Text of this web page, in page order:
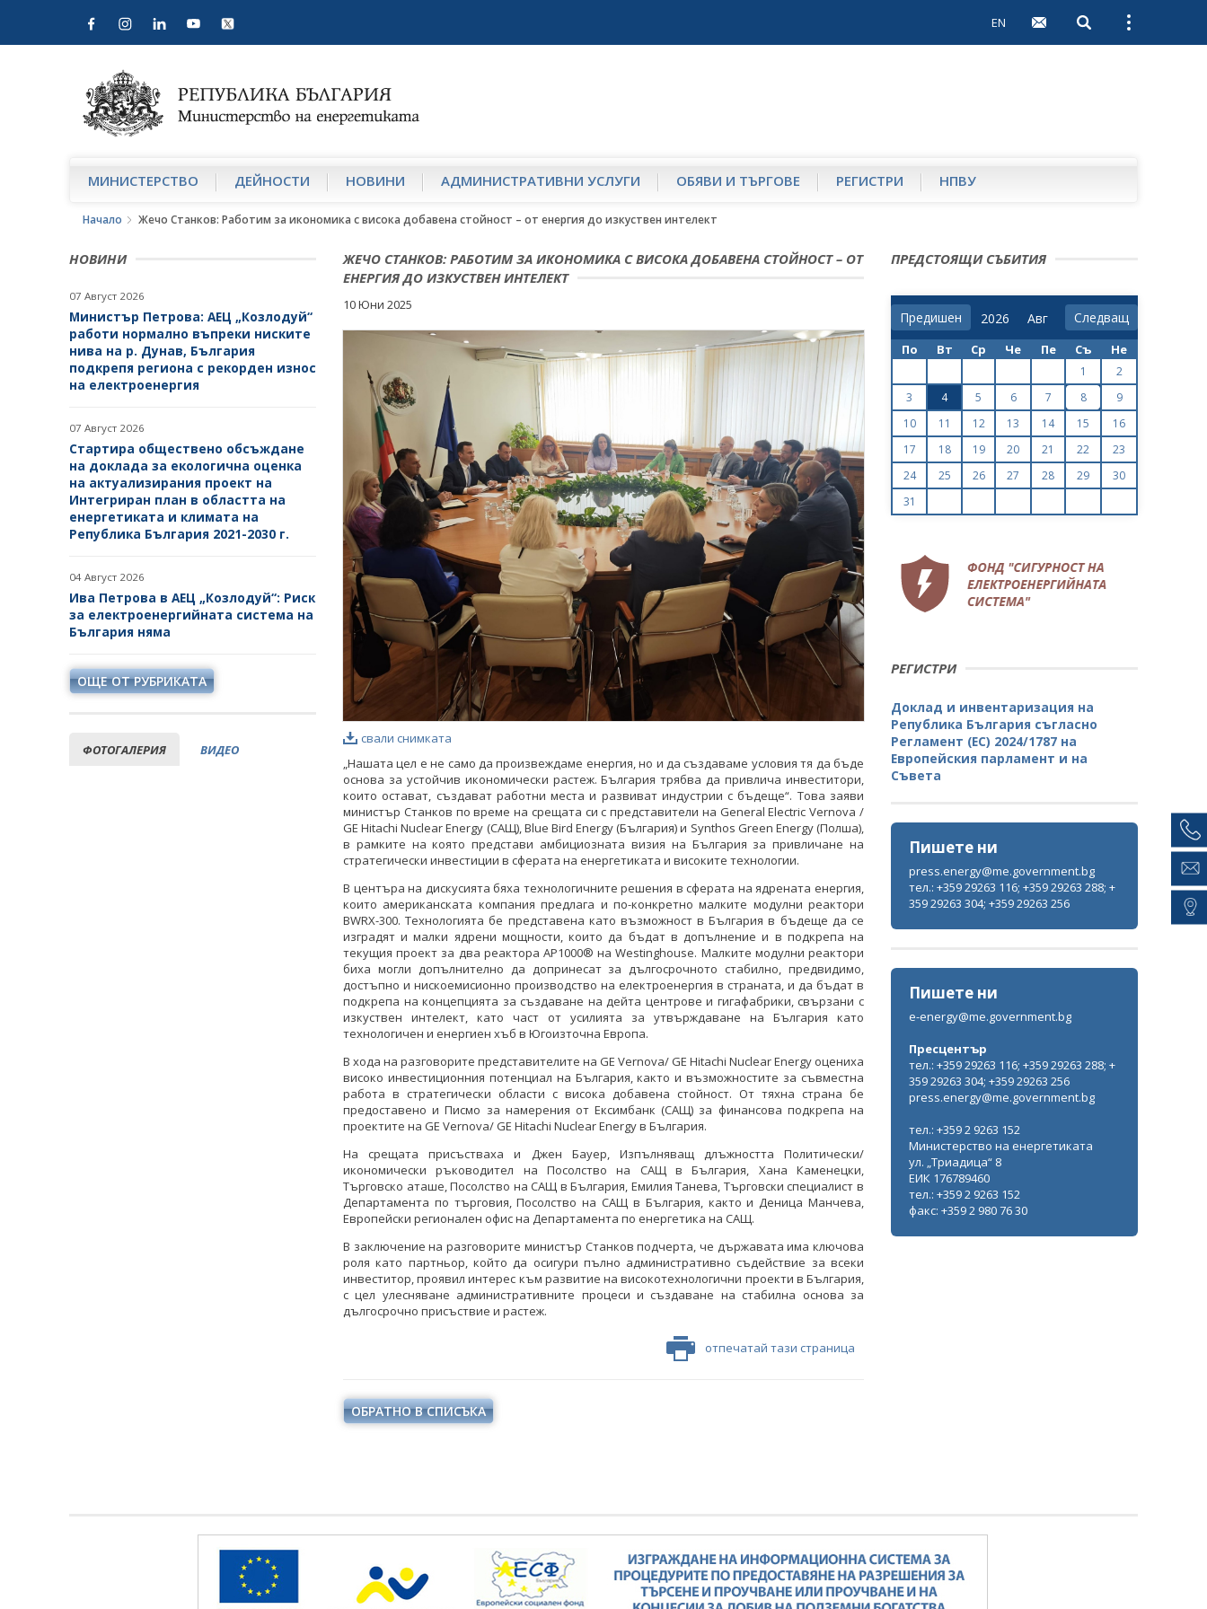
EN Open search
Open
МИНИСТЕРСТВО ДЕЙНОСТИ НОВИНИ АДМИНИСТРАТИВНИ УСЛУГИ ОБЯВИ И ТЪРГОВЕ РЕГИСТРИ НПВУ
Начало Жечо Станков: Работим за икономика с висока добавена стойност – от енергия до изкуствен интелект
НОВИНИ
07 Август 2026
Министър Петрова: АЕЦ „Козлодуй“
работи нормално въпреки ниските
нива на р. Дунав, България
подкрепя региона с рекорден износ
на електроенергия
07 Август 2026
Стартира обществено обсъждане
на доклада за екологична оценка
на актуализирания проект на
Интегриран план в областта на
енергетиката и климата на
Република България 2021-2030 г.
04 Август 2026
Ива Петрова в АЕЦ „Козлодуй“: Риск
за електроенергийната система на
България няма
ОЩЕ ОТ РУБРИКАТА
ФОТОГАЛЕРИЯ ВИДЕО
ЖЕЧО СТАНКОВ: РАБОТИМ ЗА ИКОНОМИКА С ВИСОКА ДОБАВЕНА СТОЙНОСТ – ОТ
ЕНЕРГИЯ ДО ИЗКУСТВЕН ИНТЕЛЕКТ
10 Юни 2025
свали снимката
„Нашата цел е не само да произвеждаме енергия, но и да създаваме условия тя да бъде
основа за устойчив икономически растеж. България трябва да привлича инвеститори,
които остават, създават работни места и развиват индустрии с бъдеще“. Това заяви
министър Станков по време на срещата си с представители на General Electric Vernova /
GE Hitachi Nuclear Energy (САЩ), Blue Bird Energy (България) и Synthos Green Energy (Полша),
в рамките на която представи амбициозната визия на България за привличане на
стратегически инвестиции в сферата на енергетиката и високите технологии.
В центъра на дискусията бяха технологичните решения в сферата на ядрената енергия,
които американската компания предлага и по-конкретно малките модулни реактори
BWRX-300. Технологията бе представена като възможност в България в бъдеще да се
изградят и малки ядрени мощности, които да бъдат в допълнение и в подкрепа на
текущия проект за два реактора AP1000® на Westinghouse. Малките модулни реактори
биха могли допълнително да допринесат за дългосрочното стабилно, предвидимо,
достъпно и нискоемисионно производство на електроенергия в страната, и да бъдат в
подкрепа на концепцията за създаване на дейта центрове и гигафабрики, свързани с
изкуствен интелект, като част от усилията за утвърждаване на България като
технологичен и енергиен хъб в Югоизточна Европа.
В хода на разговорите представителите на GE Vernova/ GE Hitachi Nuclear Energy оцениха
високо инвестиционния потенциал на България, както и възможностите за съвместна
работа в стратегически области с висока добавена стойност. От тяхна страна бе
предоставено и Писмо за намерения от Ексимбанк (САЩ) за финансова подкрепа на
проектите на GE Vernova/ GE Hitachi Nuclear Energy в България.
На срещата присъстваха и Джен Бауер, Изпълняващ длъжността Политически/
икономически ръководител на Посолство на САЩ в България, Хана Каменецки,
Търговскo аташе, Посолство на САЩ в България, Емилия Танева, Търговски специалист в
Департамента по търговия, Посолство на САЩ в България, както и Деница Манчева,
Европейски регионален офис на Департамента по енергетика на САЩ.
В заключение на разговорите министър Станков подчерта, че държавата има ключова
роля като партньор, който да осигури пълно административно съдействие за всеки
инвеститор, проявил интерес към развитие на високотехнологични проекти в България,
с цел улесняване административните процеси и създаване на стабилна основа за
дългосрочно присъствие и растеж.
отпечатай тази страница
ОБРАТНО В СПИСЪКА
ПРЕДСТОЯЩИ СЪБИТИЯ
Предишен Следващ
По Вт Ср Че Пе Съ Не
1
2
3
4 5 6 7 8
9
10
11 12 13 14 15
16
17
18 19 20 21 22
23
24
25 26 27 28 29
30
31
РЕГИСТРИ
Доклад и инвентаризация на
Република България съгласно
Регламент (ЕС) 2024/1787 на
Европейския парламент и на
Съвета
Пишете ни
press.energy@me.government.bg
тел.: +359 29263 116; +359 29263 288; +
359 29263 304; +359 29263 256
Пишете ни
e-energy@me.government.bg
Пресцентър
тел.: +359 29263 116; +359 29263 288; +
359 29263 304; +359 29263 256
press.energy@me.government.bg
тел.: +359 2 9263 152
Министерство на енергетиката
ул. „Триадица“ 8
ЕИК 176789460
тел.: +359 2 9263 152
факс: +359 2 980 76 30